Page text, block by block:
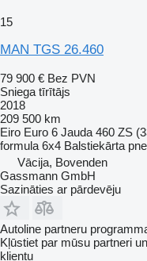
15
MAN TGS 26.460
79 900 € Bez PVN
Sniega tīrītājs
2018
209 500 km
Eiro Euro 6 Jauda 460 ZS
formula 6x4 Balstiekārta
Vācija, Bovenden
Gassmann GmbH
Sazināties ar pārdevēju
Autoline partneru
Kļūstiet par mūsu partneri
klientu